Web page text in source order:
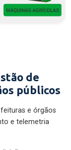
de
públicos
e órgãos
e telemetria